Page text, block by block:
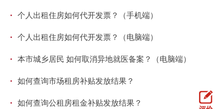
· 个人出租住房如何代开发票？（手机端）
· 个人出租住房如何代开发票？（电脑端）
· 本市城乡居民 如何取消异地就医备案？（电脑端）
· 如何查询市场租房补贴发放结果？
· 如何查询公租房租金补贴发放结果？